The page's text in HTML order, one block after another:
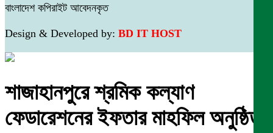
বাংলাদেশ কপিরাইট আবেদনকৃত
Design & Developed by: BD IT HOST
শাজাহানপুরে শ্রমিক কল্যাণ
ফেডারেশনের ইফতার মাহফিল অনুষ্ঠিত